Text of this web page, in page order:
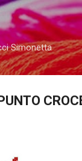
Simonetta